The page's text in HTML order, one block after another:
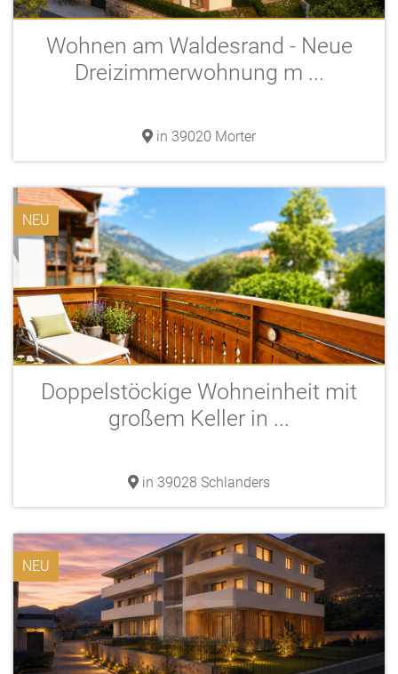
Wohnen am Waldesrand - Neue
Dreizimmerwohnung m ...
in 39020 Morter
NEU
Doppelstöckige Wohneinheit mit
großem Keller in ...
in 39028 Schlanders
NEU